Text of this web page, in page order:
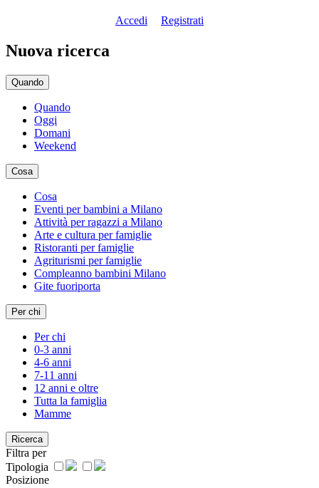
Accedi Registrati
Nuova ricerca
Quando
Quando
Oggi
Domani
Weekend
Cosa
Cosa
Eventi per bambini a Milano
Attività per ragazzi a Milano
Arte e cultura per famiglie
Ristoranti per famiglie
Agriturismi per famiglie
Compleanno bambini Milano
Gite fuoriporta
Per chi
Per chi
0-3 anni
4-6 anni
7-11 anni
12 anni e oltre
Tutta la famiglia
Mamme
Ricerca
Filtra per
Tipologia
Posizione